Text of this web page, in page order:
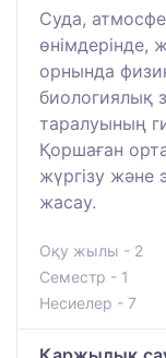
Суда,
орнында
биологиялық
таралуының
Қоршаған
жүргізу және
жасау.
Оқу жылы - 2
Семестр - 1
Несиелер - 7